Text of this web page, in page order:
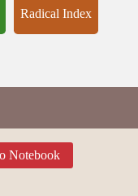
Radical Index
Notebook